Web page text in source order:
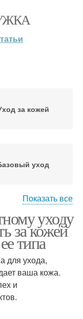
за кожей
уход
при уходе
по уходу
Показать все
уходу
за кожей
типа
для ухода,
ваша кожа.
и